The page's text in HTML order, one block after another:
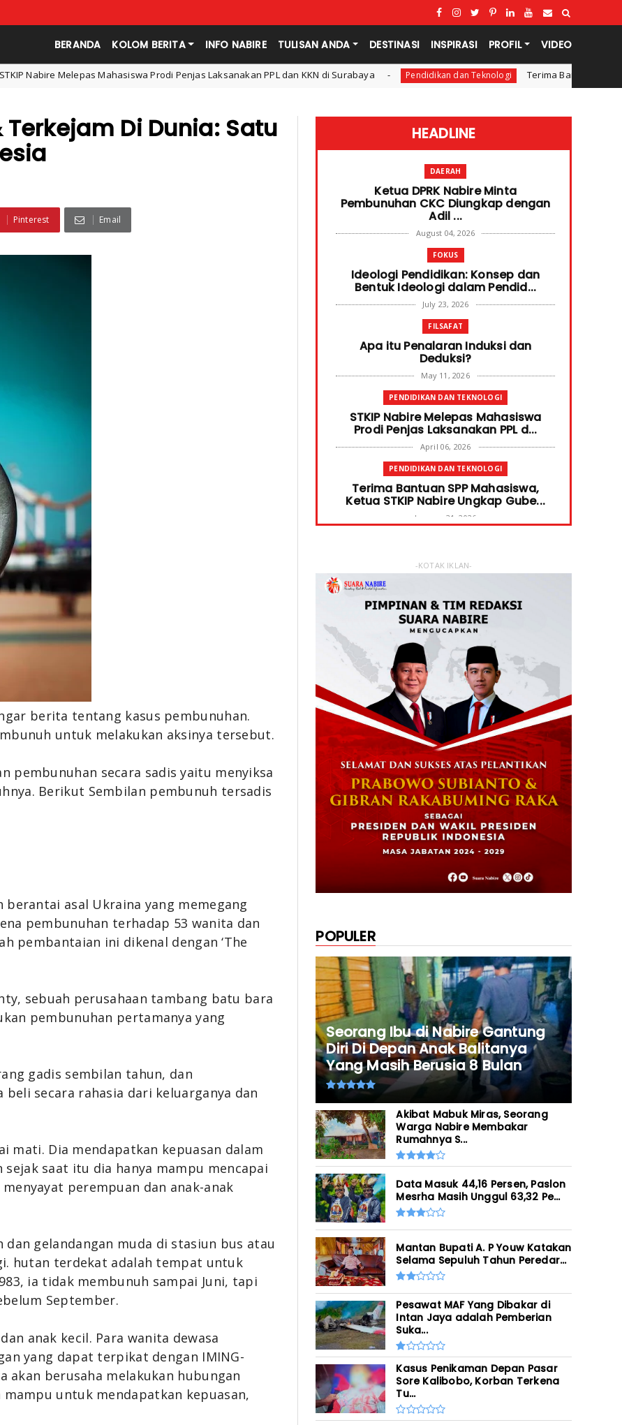
BERANDA KOLOM BERITA INFO NABIRE TULISAN ANDA DESTINASI INSPIRASI PROFIL VIDEO
Mahasiswa Prodi Penjas Laksanakan PPL dan KKN di Surabaya Pendidikan dan Teknologi Terima Bantuan SPP Mahasiswa,
Di Dunia: Satu
Pinterest Email
berita tentang kasus pembunuhan.
untuk melakukan aksinya tersebut.
pembunuhan secara sadis yaitu menyiksa
Berikut Sembilan pembunuh tersadis
asal Ukraina yang memegang
pembunuhan terhadap 53 wanita dan
pembantaian ini dikenal dengan ‘The
sebuah perusahaan tambang batu bara
pembunuhan pertamanya yang
gadis sembilan tahun, dan
secara rahasia dari keluarganya dan
mati. Dia mendapatkan kepuasan dalam
saat itu dia hanya mampu mencapai
perempuan dan anak-anak
gelandangan muda di stasiun bus atau
hutan terdekat adalah tempat untuk
ia tidak membunuh sampai Juni, tapi
September.
anak kecil. Para wanita dewasa
yang dapat terpikat dengan IMING-
akan berusaha melakukan hubungan
untuk mendapatkan kepuasan,
HEADLINE
DAERAH
Ketua DPRK Nabire Minta
Pembunuhan CKC Diungkap dengan
Adil ...
August 04, 2026
FOKUS
Ideologi Pendidikan: Konsep dan
Bentuk Ideologi dalam Pendid...
July 23, 2026
FILSAFAT
Apa itu Penalaran Induksi dan
Deduksi?
May 11, 2026
PENDIDIKAN DAN TEKNOLOGI
STKIP Nabire Melepas Mahasiswa
Prodi Penjas Laksanakan PPL d...
April 06, 2026
PENDIDIKAN DAN TEKNOLOGI
Terima Bantuan SPP Mahasiswa,
Ketua STKIP Nabire Ungkap Gube...
January 31, 2026
STKIP Nabire Buka Prodi Pendidikan
Bahasa dan Sastra Indones...
NABIRE
Data Masuk 44,16 Persen, Paslon
Mesrha Masih Unggul 63,32 Pe...
December 02, 2024
DAERAH
Paslon Wagi Unggul Sementara di
Pilgub Papua Tengah, Versi J...
December 02, 2024
NABIRE
Rayakan HUT TNI ke-79. Dandim 1705
Nabire Gandeng Pelaku UMK...
October 23, 2024
KRIMINAL
Polsek Uwapa Nabire Amankan
Sepuluh Karton Minuman Beralkoho...
October 20, 2024
-KOTAK IKLAN-
POPULER
Seorang Ibu di Nabire Gantung
Diri Di Depan Anak Balitanya
Yang Masih Berusia 8 Bulan
Akibat Mabuk Miras, Seorang
Warga Nabire Membakar
Rumahnya S...
Data Masuk 44,16 Persen, Paslon
Mesrha Masih Unggul 63,32 Pe...
Mantan Bupati A. P Youw Katakan
Selama Sepuluh Tahun Peredar...
Pesawat MAF Yang Dibakar di
Intan Jaya adalah Pemberian
Suka...
Kasus Penikaman Depan Pasar
Sore Kalibobo, Korban Terkena
Tu...